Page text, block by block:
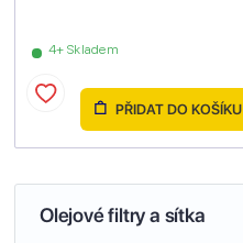
4+ Skladem
PŘIDAT DO KOŠÍKU
Olejové filtry a sítka